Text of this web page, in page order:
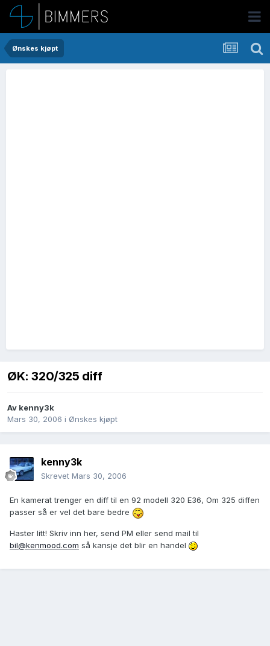
Ønskes kjøpt
ØK: 320/325 diff
Av kenny3k
Mars 30, 2006 i Ønskes kjøpt
kenny3k
Skrevet Mars 30, 2006
En kamerat trenger en diff til en 92 modell 320 E36, Om 325 diffen
passer så er vel det bare bedre
Haster litt! Skriv inn her, send PM eller send mail til
bil@kenmood.com så kansje det blir en handel